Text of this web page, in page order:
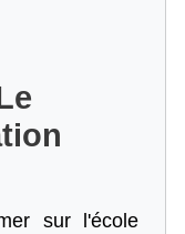
sur l'école